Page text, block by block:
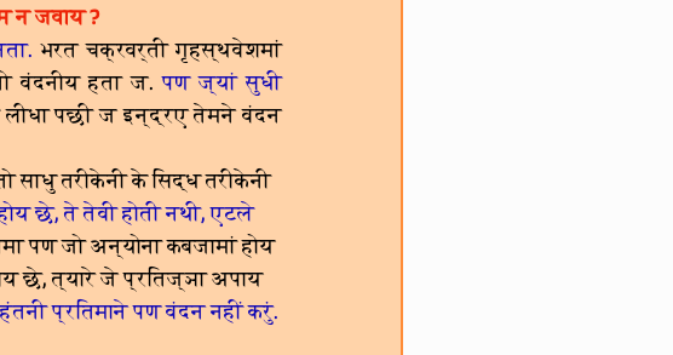
न जवाय ?
भरत चक्रवर्ती गृहस्थवेशमां
वंदनीय हता ज. पण ज्यां सुधी
पछी ज इन्द्रए तेमने वंदन
तरीकेनी के सिद्ध तरीकेनी
छे, ते तेवी होती नथी, एटले
पण जो अन्योना कबजामां होय
छे, त्यारे जे प्रतिज्ञा अपाय
प्रतिमाने पण वंदन नहीं करुं.